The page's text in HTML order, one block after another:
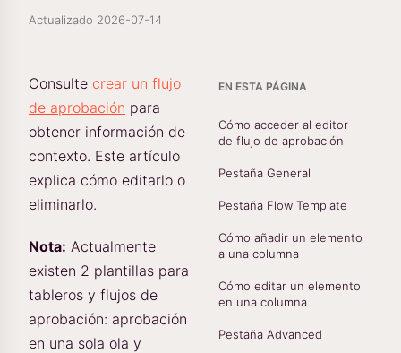
Actualizado 2026-07-14
Consulte crear un flujo
de aprobación para
obtener información de
contexto. Este artículo
explica cómo editarlo o
eliminarlo.
Nota: Actualmente
existen 2 plantillas para
tableros y flujos de
aprobación: aprobación
en una sola ola y
EN ESTA PÁGINA
Cómo acceder al editor
de flujo de aprobación
Pestaña General
Pestaña Flow Template
Cómo añadir un elemento
a una columna
Cómo editar un elemento
en una columna
Pestaña Advanced